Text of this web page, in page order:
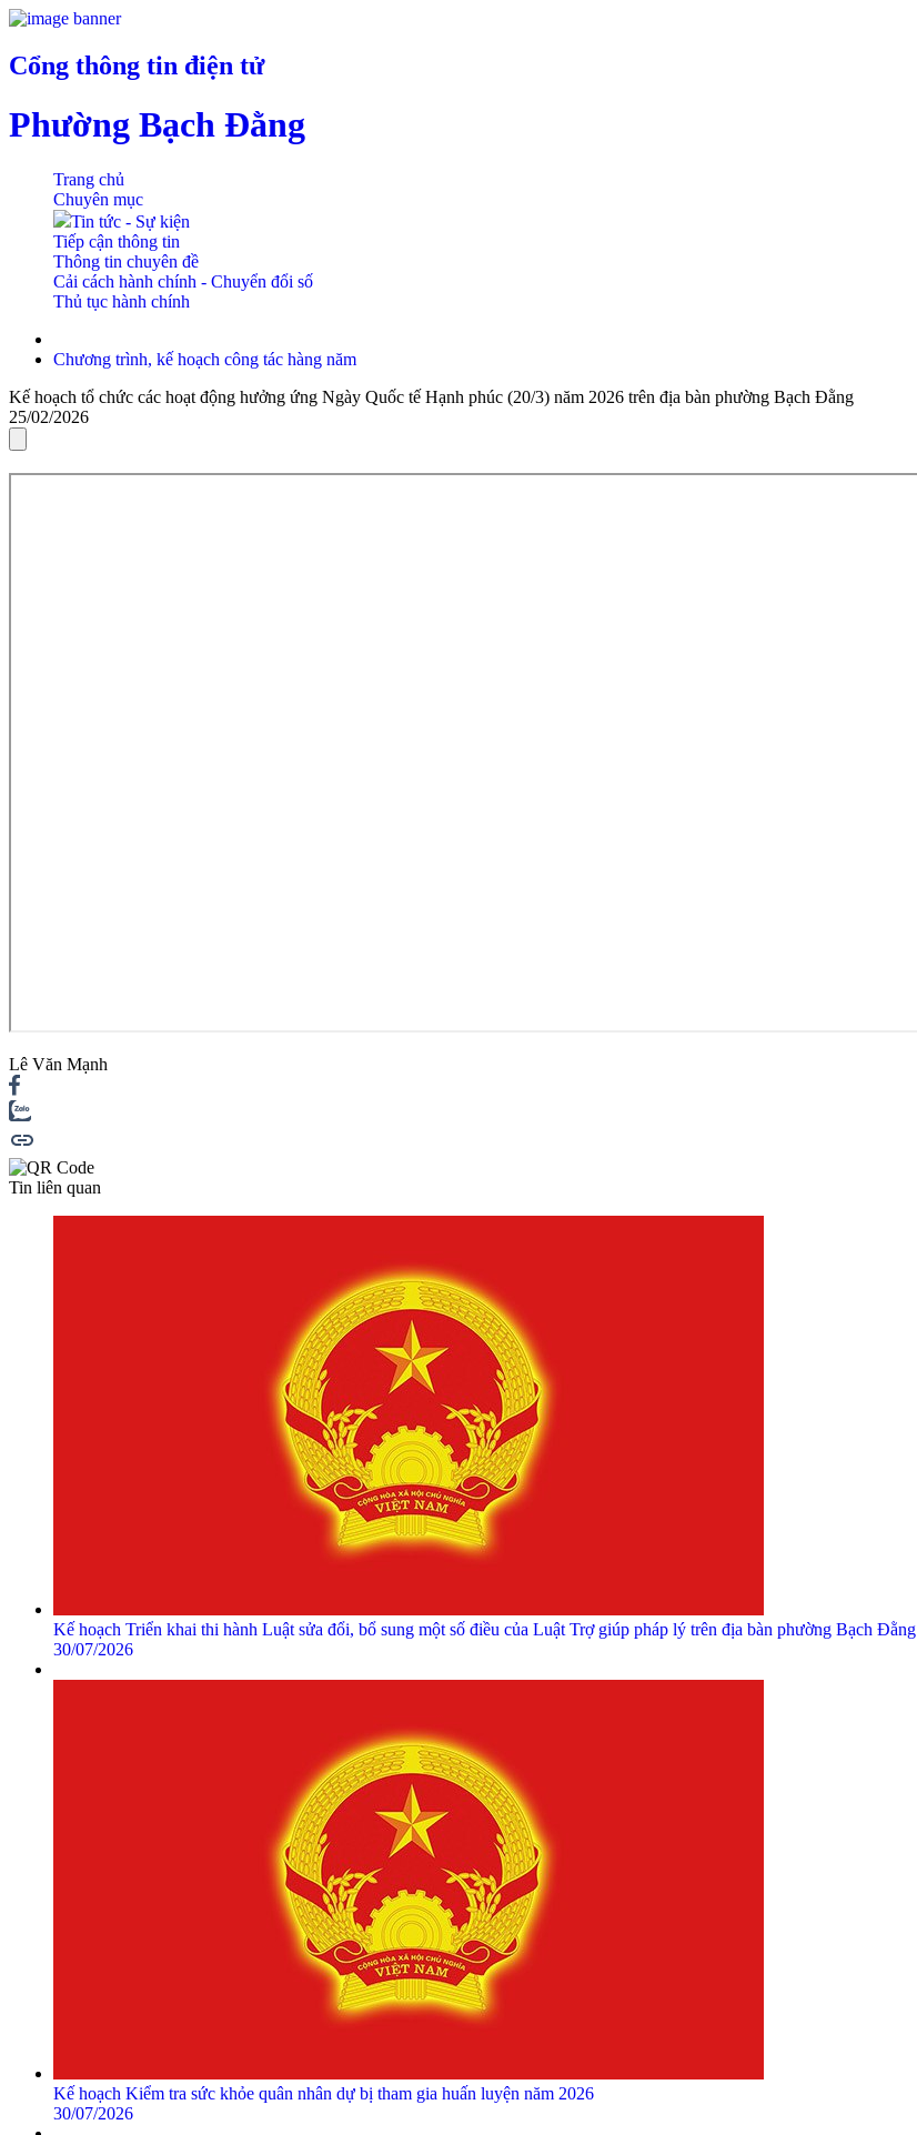
Cổng thông tin điện tử
Phường Bạch Đằng
Trang chủ
Chuyên mục
Tin tức - Sự kiện
Tiếp cận thông tin
Thông tin chuyên đề
Cải cách hành chính - Chuyển đổi số
Thủ tục hành chính
Chương trình, kế hoạch công tác hàng năm
Kế hoạch tổ chức các hoạt động hưởng ứng Ngày Quốc tế Hạnh phúc (20/3) năm 2026 trên địa bàn phường Bạch Đằng
25/02/2026
Lê Văn Mạnh
Tin liên quan
Kế hoạch Triển khai thi hành Luật sửa đổi, bổ sung một số điều của Luật Trợ giúp pháp lý trên địa bàn phường Bạch Đằng
30/07/2026
Kế hoạch Kiểm tra sức khỏe quân nhân dự bị tham gia huấn luyện năm 2026
30/07/2026